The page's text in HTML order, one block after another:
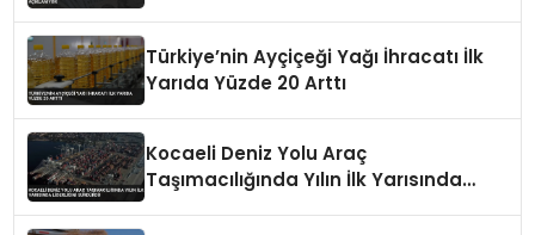
Türkiye’nin Ayçiçeği Yağı İhracatı İlk
Yarıda Yüzde 20 Arttı
Kocaeli Deniz Yolu Araç
Taşımacılığında Yılın İlk Yarısında